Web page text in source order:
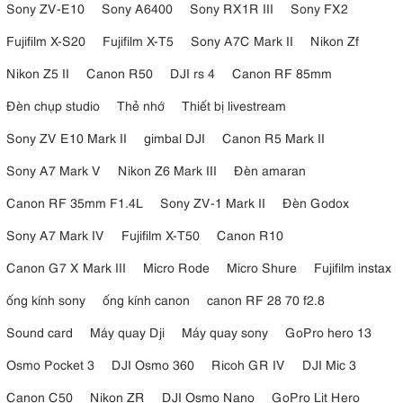
Trọng lượng: Chỉ nặng khoảng 1020 g (bao gồm cả tay cầm
mệt mỏi.
âm thanh chuyên nghiệp mà còn trang bị các núm điều chỉnh
vật lý, giúp kiểm soát âm thanh nhanh chóng ngay khi đang
ghi hình.
Màn hình & Kính ngắm: Màn hình LCD cảm ứng 3.5 inch sắc
giám sát khung hình dưới ánh sáng mặt trời trở nên dễ dàng
Sony ZV-E10
Sony A6400 Sony RX1R III
Sony FX2
Fujifilm X-S20
Fujifilm X-T5 Sony A7C Mark II
Nikon Zf
Nikon Z5 II
Canon R50 DJI rs 4
Canon RF 85mm
Đèn chụp studio
Thẻ nhớ
Thiết bị livestream
Sony ZV E10 Mark II
gimbal DJI
Canon R5 Mark II
Sony A7 Mark V
Nikon Z6 Mark III
Đèn amaran
Canon RF 35mm F1.4L
Sony ZV-1 Mark II
Đèn Godox
Sony A7 Mark IV
Fujifilm X-T50
Canon R10
Canon G7 X Mark III
Micro Rode Micro Shure
Fujifilm instax
ống kính sony
ống kính canon
canon RF 28 70 f2.8
Sound card
Máy quay Dji Máy quay sony
GoPro hero 13
Osmo Pocket 3
DJI Osmo 360 Ricoh GR IV
DJI Mic 3
Canon C50
Nikon ZR DJI Osmo Nano
GoPro Lit Hero